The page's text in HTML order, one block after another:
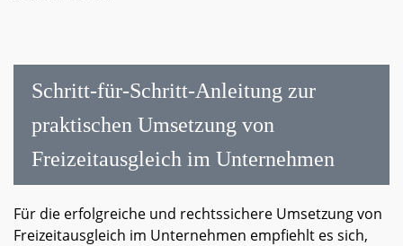
Schritt-für-Schritt-Anleitung zur
praktischen Umsetzung von
Freizeitausgleich im Unternehmen
Für die erfolgreiche und rechtssichere Umsetzung von
Freizeitausgleich im Unternehmen empfiehlt es sich,